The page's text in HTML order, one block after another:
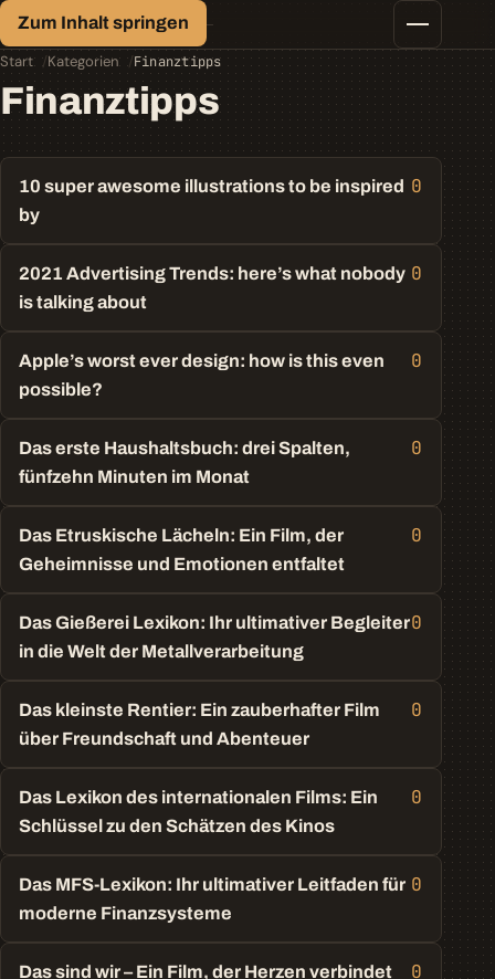
Zum Inhalt springen
Finanz-Lexikon
Geld, einfach erklärt.
Finanztipps
Kredite
Geld-/Vermögensanlage
Krypto
Steuern
Start Kategorien Finanztipps
Finanztipps
10 super awesome illustrations to be inspired
by
0
2021 Advertising Trends: here’s what nobody
is talking about
0
Apple’s worst ever design: how is this even
possible?
0
Das erste Haushaltsbuch: drei Spalten,
fünfzehn Minuten im Monat
0
Das Etruskische Lächeln: Ein Film, der
Geheimnisse und Emotionen entfaltet
0
Das Gießerei Lexikon: Ihr ultimativer Begleiter
in die Welt der Metallverarbeitung
0
Das kleinste Rentier: Ein zauberhafter Film
über Freundschaft und Abenteuer
0
Das Lexikon des internationalen Films: Ein
Schlüssel zu den Schätzen des Kinos
0
Das MFS-Lexikon: Ihr ultimativer Leitfaden für
moderne Finanzsysteme
0
Das sind wir – Ein Film, der Herzen verbindet
0